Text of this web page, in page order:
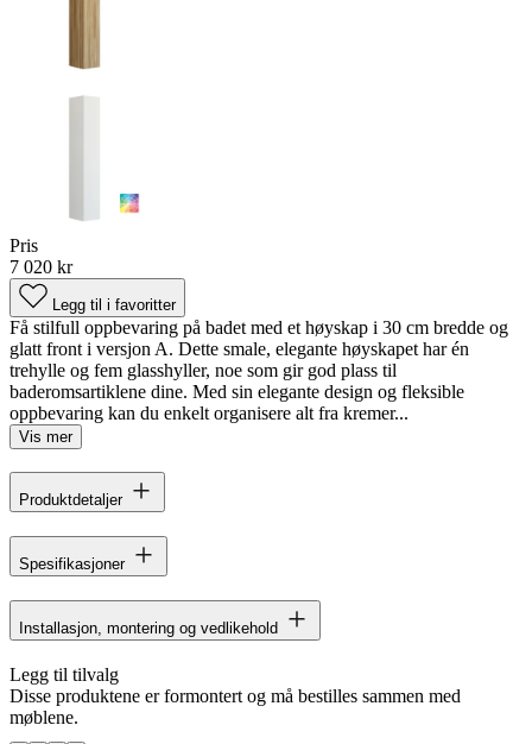
Pris
7 020 kr
Legg til i favoritter
Få stilfull oppbevaring på badet med et høyskap i 30 cm bredde og
glatt front i versjon A. Dette smale, elegante høyskapet har én
trehylle og fem glasshyller, noe som gir god plass til
baderomsartiklene dine. Med sin elegante design og fleksible
oppbevaring kan du enkelt organisere alt fra kremer...
Vis mer
Produktdetaljer
Spesifikasjoner
Installasjon, montering og vedlikehold
Legg til tilvalg
Disse produktene er formontert og må bestilles sammen med
møblene.